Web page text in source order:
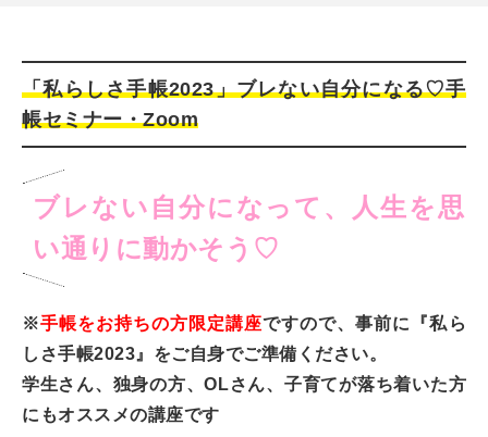
「私らしさ手帳2023」ブレない自分になる♡手
帳セミナー・Zoom
ブレない自分になって、人生を思
い通りに動かそう♡
※手帳をお持ちの方限定講座ですので、事前に『私ら
しさ手帳2023』をご自身でご準備ください。
学生さん、独身の方、OLさん、子育てが落ち着いた方
にもオススメの講座です